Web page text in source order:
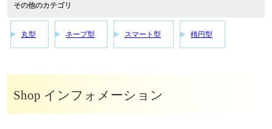
その他のカテゴリ
丸型 ネープ型 スマート型 楕円型
Shop インフォメーション